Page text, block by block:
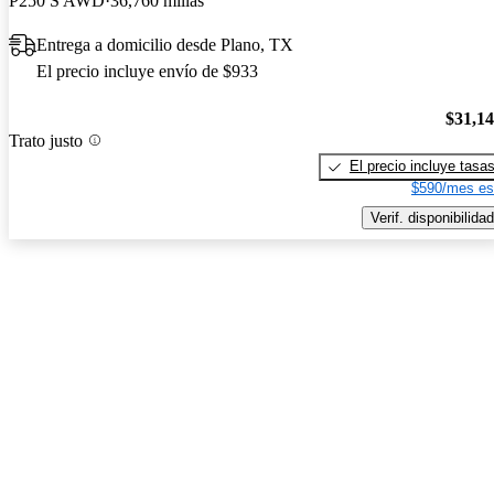
Entrega a domicilio desde Plano, TX
El precio incluye envío de $933
Trato justo
El precio incluye tasas
$590/mes
Verif. disponibilidad